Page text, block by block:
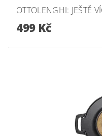
OTTOLENGHI: JEŠTĚ
499 Kč